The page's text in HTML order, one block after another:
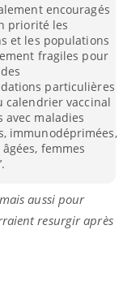
encouragés
priorité les
et les populations
fragiles pour
particulières
calendrier vaccinal
avec maladies
immunodéprimées,
femmes
aussi pour
resurgir après